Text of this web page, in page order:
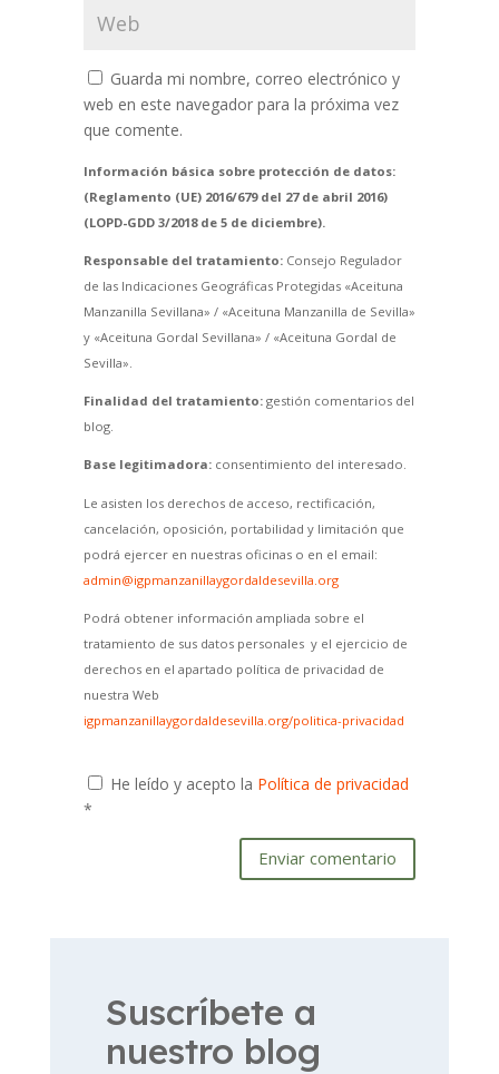
Guarda mi nombre, correo electrónico y
web en este navegador para la próxima vez
que comente.
Información básica sobre protección de datos:
(Reglamento (UE) 2016/679 del 27 de abril 2016)
(LOPD-GDD 3/2018 de 5 de diciembre).
Responsable del tratamiento:Consejo Regulador
de las Indicaciones Geográficas Protegidas «Aceituna
Manzanilla Sevillana» / «Aceituna Manzanilla de Sevilla»
y «Aceituna Gordal Sevillana» / «Aceituna Gordal de
Sevilla».
Finalidad del tratamiento:gestión comentarios del
blog.
Base legitimadora:consentimiento del interesado.
Le asisten los derechos de acceso, rectificación,
cancelación, oposición, portabilidad y limitación que
podrá ejercer en nuestras oficinas o en el email:
admin@igpmanzanillaygordaldesevilla.org
Podrá obtener información ampliada sobre el
tratamiento de sus datos personales y el ejercicio de
derechos en el apartado política de privacidad de
nuestra Web
igpmanzanillaygordaldesevilla.org/politica-privacidad
He leído y acepto la Política de privacidad
*
Enviar comentario
Suscríbete a
nuestro blog